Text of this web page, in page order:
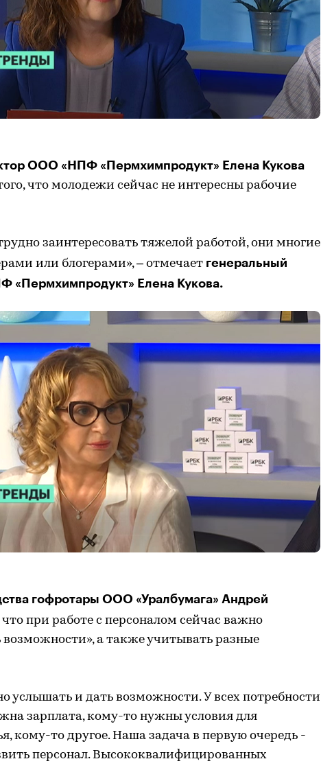
ООО «НПФ «Пермхимпродукт» Елена Кукова
что молодежи сейчас не интересны рабочие
заинтересовать тяжелой работой, они многие
или блогерами», – отмечает генеральный
«Пермхимпродукт» Елена Кукова.
гофротары ООО «Уралбумага» Андрей
при работе с персоналом сейчас важно
возможности», а также учитывать разные
услышать и дать возможности. У всех потребности
зарплата, кому-то нужны условия для
кому-то другое. Наша задача в первую очередь -
персонал. Высококвалифицированных